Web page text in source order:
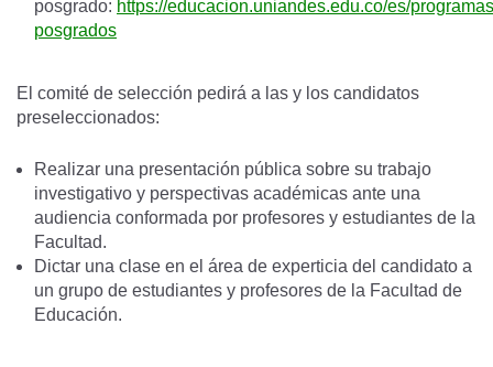
posgrado: https://educacion.uniandes.edu.co/es/
posgrados
El comité de selección pedirá a las y los candidatos
preseleccionados:
Realizar una presentación pública sobre su trabajo
investigativo y perspectivas académicas ante una
audiencia conformada por profesores y estudiantes de la
Facultad.
Dictar una clase en el área de experticia del candidato a
un grupo de estudiantes y profesores de la Facultad de
Educación.